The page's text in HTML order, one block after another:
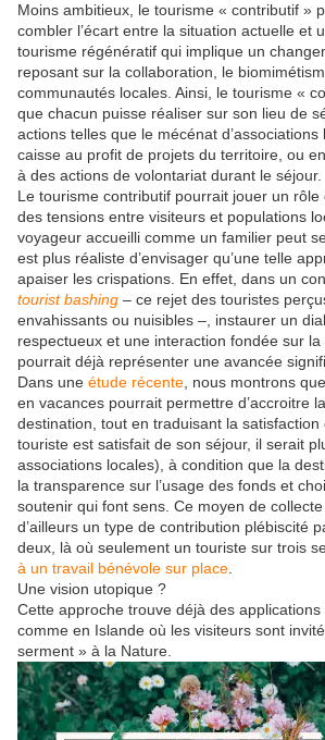
Moins ambitieux, le tourisme « contributif »
combler l’écart entre la situation actuelle et
tourisme régénératif qui implique un
reposant sur la collaboration, le
communautés locales. Ainsi, le tourisme «
que chacun puisse réaliser sur son lieu de
actions telles que le mécénat d’associations
caisse au profit de projets du territoire, ou
à des actions de volontariat durant le séjour.
Le tourisme contributif pourrait jouer un rôle
des tensions entre visiteurs et populations
voyageur accueilli comme un familier peut
est plus réaliste d’envisager qu’une telle
apaiser les crispations. En effet, dans un
tourist bashing – ce rejet des touristes
envahissants ou nuisibles –, instaurer un
respectueux et une interaction fondée sur la
pourrait déjà représenter une avancée
Dans une étude récente , nous montrons
en vacances pourrait permettre d’accroitre
destination, tout en traduisant la satisfaction
touriste est satisfait de son séjour, il serait
associations locales), à condition que la
la transparence sur l’usage des fonds et
soutenir qui font sens. Ce moyen de
d’ailleurs un type de contribution plébiscité
deux, là où seulement un touriste sur trois
à un travail bénévole sur place
Une vision utopique ?
Cette approche trouve déjà des applications
comme en Islande où les visiteurs sont
serment » à la Nature.